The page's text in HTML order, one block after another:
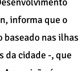
informa que o
nas ilhas
da cidade -, que